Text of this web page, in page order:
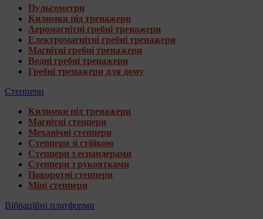
Пульсометри
Килимки під тренажери
Аеромагнітні гребні тренажери
Електромагнітні гребні тренажери
Магнітні гребні тренажери
Водні гребні тренажери
Гребні тренажери для дому
Степпери
Килимки під тренажери
Магнітні степпери
Механічні степпери
Степпери зі стійкою
Степпери з еспандерами
Степпери з рукоятками
Поворотні степпери
Міні степпери
Вібраційні платформи